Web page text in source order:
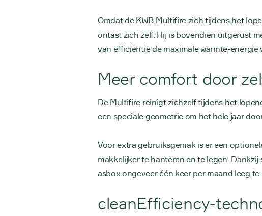
Omdat de KWB Multifire zich tijdens het
ontast zich zelf. Hij is bovendien uitgerust
van efficiëntie de maximale warmte-
Meer comfort door
De Multifire reinigt zichzelf tijdens het
een speciale geometrie om het hele jaar
Voor extra gebruiksgemak is er een
makkelijker te hanteren en te legen.
asbox ongeveer één keer per maand leeg te
cleanEfficiency-